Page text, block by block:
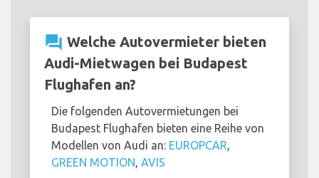
question_answer Welche Autovermieter bieten
Audi-Mietwagen bei Budapest
Flughafen an?
Die folgenden Autovermietungen bei
Budapest Flughafen bieten eine Reihe von
Modellen von Audi an: EUROPCAR
GREEN MOTION AVIS